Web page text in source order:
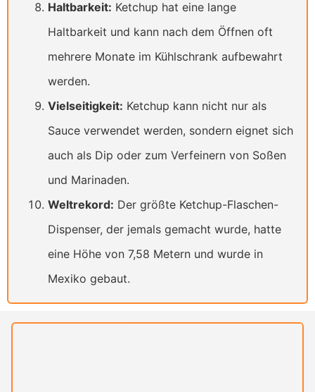
Haltbarkeit: Ketchup hat eine lange
Haltbarkeit und kann nach dem Öffnen oft
mehrere Monate im Kühlschrank aufbewahrt
werden.
Vielseitigkeit: Ketchup kann nicht nur als
Sauce verwendet werden, sondern eignet sich
auch als Dip oder zum Verfeinern von Soßen
und Marinaden.
Weltrekord: Der größte Ketchup-Flaschen-
Dispenser, der jemals gemacht wurde, hatte
eine Höhe von 7,58 Metern und wurde in
Mexiko gebaut.